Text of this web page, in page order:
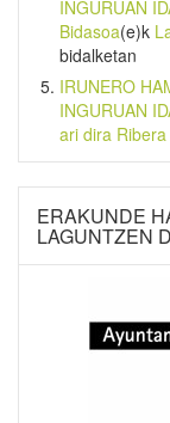
INGURUAN
Bidasoa(e)k
bidalketan
IRUNERO
INGURUAN
ari dira
ERAKUNDE
LAGUNTZEN